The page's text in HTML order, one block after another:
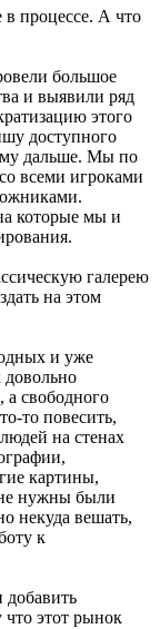
процессе. А что
большое
и выявили ряд
этого
доступного
дальше. Мы по
всеми игроками
которые мы и
галерею
на этом
и уже
довольно
а свободного
то повесить,
на стенах
картины,
не нужны были
некуда вешать,
к
добавить
что этот рынок